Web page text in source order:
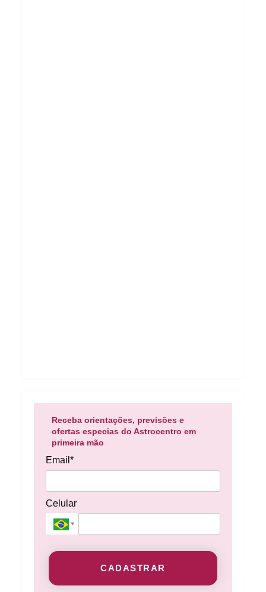
Receba orientações, previsões e
ofertas especias do Astrocentro em
primeira mão
Email*
Celular
CADASTRAR